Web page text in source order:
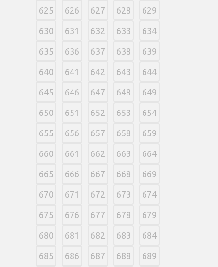
625 626 627 628 629
630 631 632 633 634
635 636 637 638 639
640 641 642 643 644
645 646 647 648 649
650 651 652 653 654
655 656 657 658 659
660 661 662 663 664
665 666 667 668 669
670 671 672 673 674
675 676 677 678 679
680 681 682 683 684
685 686 687 688 689